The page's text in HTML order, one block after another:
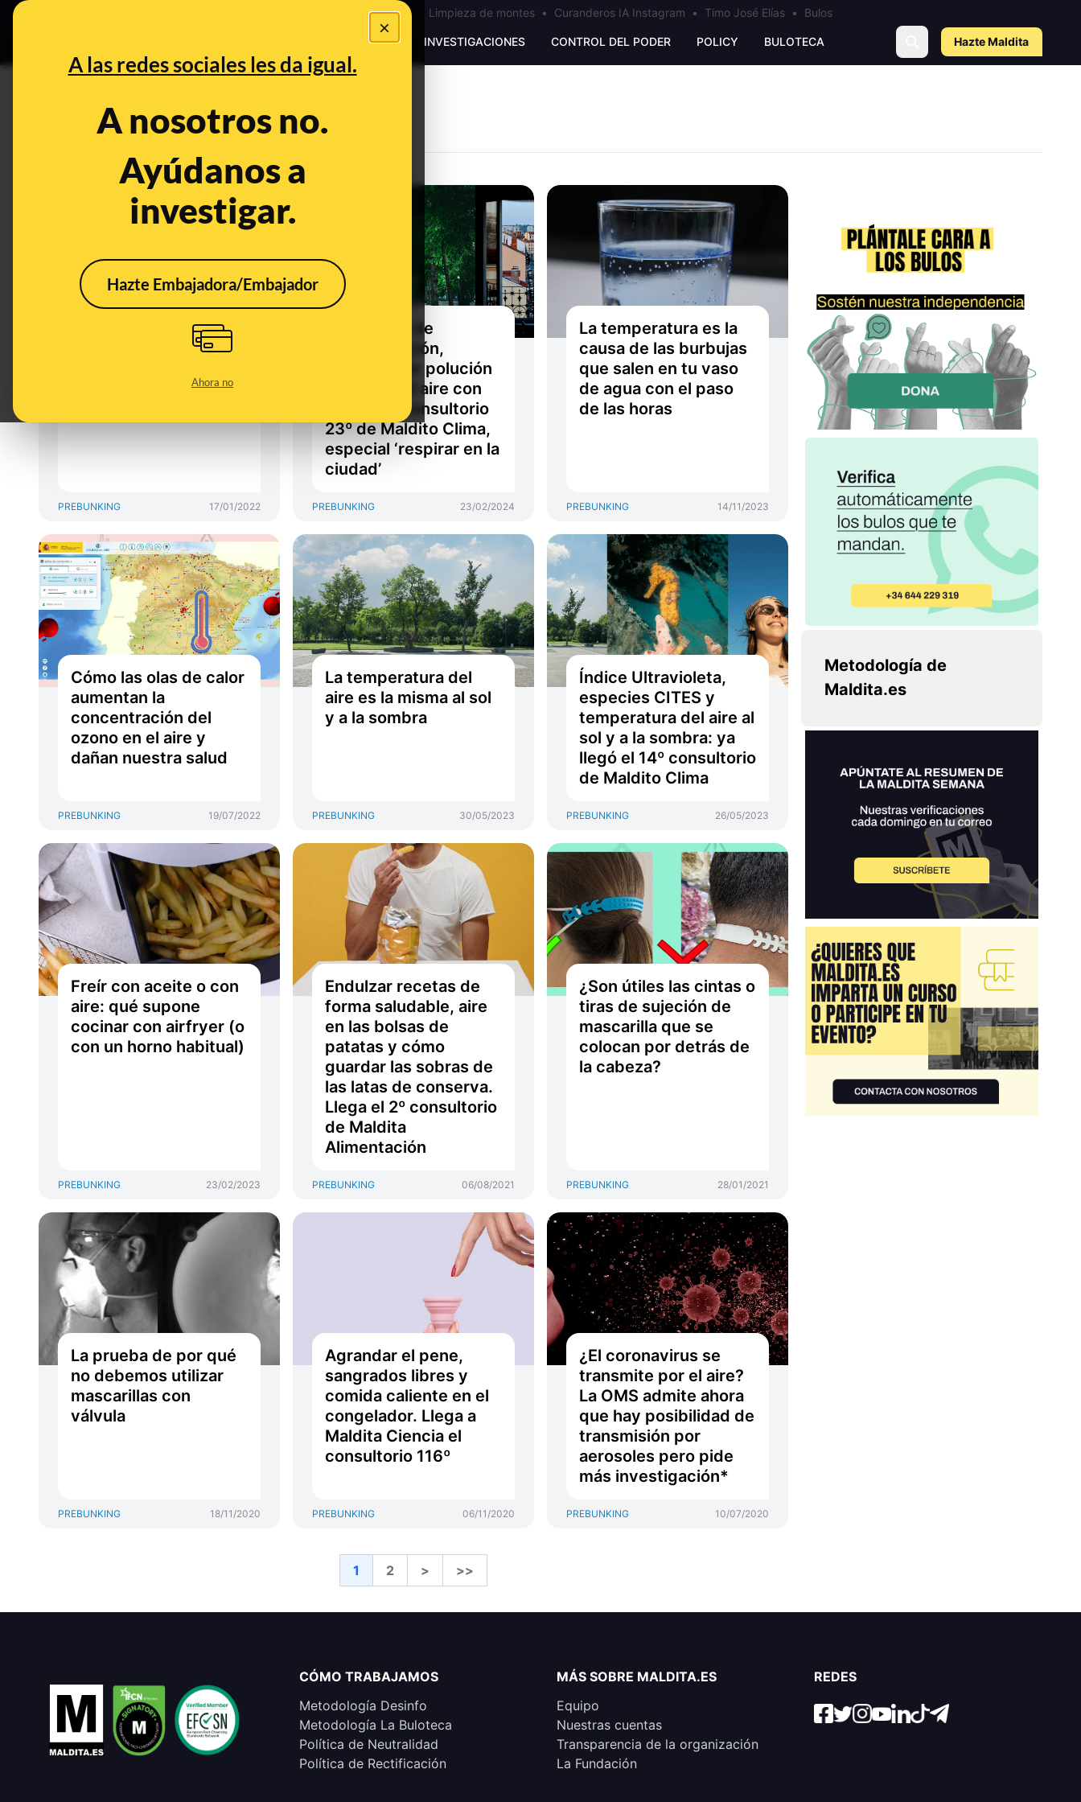
×
A las redes sociales les da igual.
A nosotros no.
Ayúdanos a
investigar.
Hazte Embajadora/Embajador
Ahora no
Bulos Ceuta • Limpieza de montes• Curanderos IA Instagram • Timo José Elías• Bulos
PREBUNKING INVESTIGACIONES CONTROL DEL PODER POLICY BULOTECA Hazte Maldita
¿Por qué algunos
trayectos en avión
PREBUNKING 17/01/2022
Protocolos de
contaminación,
muertes por polución
y ‘limpiar’ el aire con
plantas… Consultorio
23º de Maldito Clima,
especial ‘respirar en la
ciudad’
PREBUNKING 23/02/2024
La temperatura es la
causa de las burbujas
que salen en tu vaso
de agua con el paso
de las horas
PREBUNKING 14/11/2023
Cómo las olas de calor
aumentan la
concentración del
ozono en el aire y
dañan nuestra salud
PREBUNKING 19/07/2022
La temperatura del
aire es la misma al sol
y a la sombra
PREBUNKING 30/05/2023
Índice Ultravioleta,
especies CITES y
temperatura del aire al
sol y a la sombra: ya
llegó el 14º consultorio
de Maldito Clima
PREBUNKING 26/05/2023
Freír con aceite o con
aire: qué supone
cocinar con airfryer (o
con un horno habitual)
PREBUNKING 23/02/2023
Endulzar recetas de
forma saludable, aire
en las bolsas de
patatas y cómo
guardar las sobras de
las latas de conserva.
Llega el 2º consultorio
de Maldita
Alimentación
PREBUNKING 06/08/2021
¿Son útiles las cintas o
tiras de sujeción de
mascarilla que se
colocan por detrás de
la cabeza?
PREBUNKING 28/01/2021
La prueba de por qué
no debemos utilizar
mascarillas con
válvula
PREBUNKING 18/11/2020
Agrandar el pene,
sangrados libres y
comida caliente en el
congelador. Llega a
Maldita Ciencia el
consultorio 116º
PREBUNKING 06/11/2020
¿El coronavirus se
transmite por el aire?
La OMS admite ahora
que hay posibilidad de
transmisión por
aerosoles pero pide
más investigación*
PREBUNKING 10/07/2020
1 2 > >>
Metodología de
Maldita.es
CÓMO TRABAJAMOS
Metodología Desinfo
Metodología La Buloteca
Política de Neutralidad
Política de Rectificación
MÁS SOBRE MALDITA.ES
Equipo
Nuestras cuentas
Transparencia de la organización
La Fundación
REDES